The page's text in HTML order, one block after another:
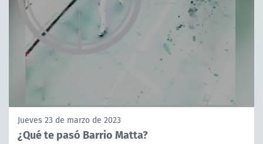
Jueves 23 de marzo de 2023
¿Qué te pasó Barrio Matta?